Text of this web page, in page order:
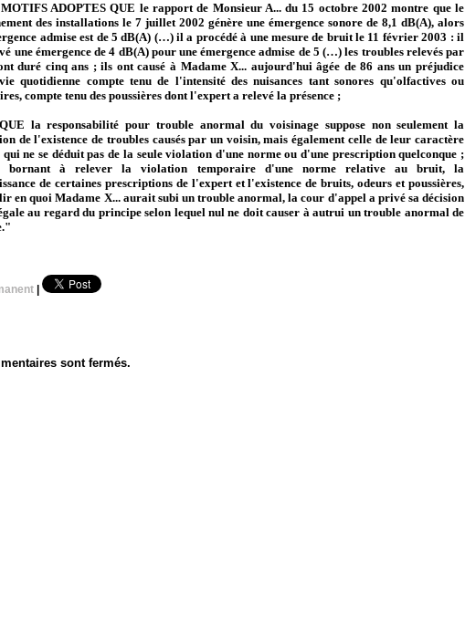
ADOPTES QUE le rapport de Monsieur A... du 15 octobre 2002 montre que le
des installations le 7 juillet 2002 génère une émergence sonore de 8,1 dB(A), alors
admise est de 5 dB(A) (…) il a procédé à une mesure de bruit le 11 février 2003 : il
une émergence de 4 dB(A) pour une émergence admise de 5 (…) les troubles relevés par
duré cinq ans ; ils ont causé à Madame X... aujourd'hui âgée de 86 ans un préjudice
quotidienne compte tenu de l'intensité des nuisances tant sonores qu'olfactives ou
compte tenu des poussières dont l'expert a relevé la présence ;
la responsabilité pour trouble anormal du voisinage suppose non seulement la
de l'existence de troubles causés par un voisin, mais également celle de leur caractère
ne se déduit pas de la seule violation d'une norme ou d'une prescription quelconque ;
bornant à relever la violation temporaire d'une norme relative au bruit, la
de certaines prescriptions de l'expert et l'existence de bruits, odeurs et poussières,
en quoi Madame X... aurait subi un trouble anormal, la cour d'appel a privé sa décision
au regard du principe selon lequel nul ne doit causer à autrui un trouble anormal de
sont fermés.